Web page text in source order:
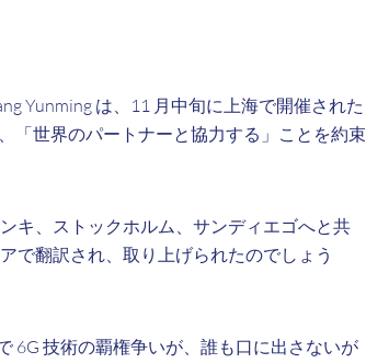
Yunming は、11 月中旬に上海で開催された
「世界のパートナーと協力する」ことを約束
キ、ストックホルム、サンディエゴへと共
で翻訳され、取り上げられたのでしょう
6G 技術の覇権争いが、誰も口に出さないが